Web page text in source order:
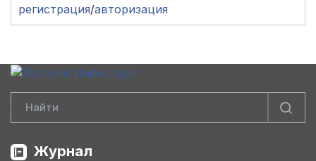
регистрация/авторизация
Журнал